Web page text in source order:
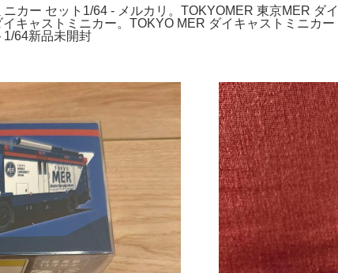
カー セット1/64 - メルカリ。TOKYOMER 東京MER ダ
キャストミニカー。TOKYO MER ダイキャストミニカ
64新品未開封